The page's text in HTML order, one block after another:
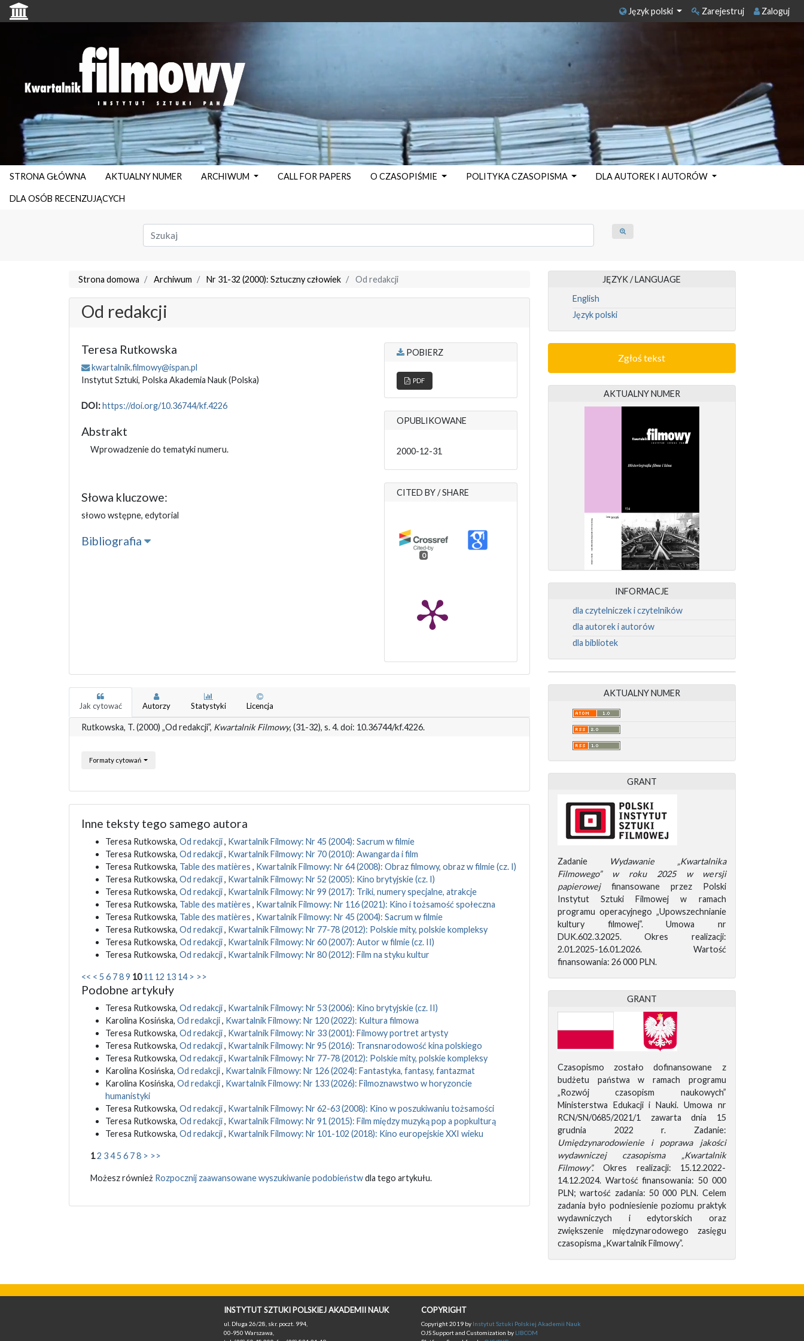
Język polski Zarejestruj Zaloguj
STRONA GŁÓWNA AKTUALNY NUMER ARCHIWUM CALL FOR PAPERS O CZASOPIŚMIE POLITYKA CZASOPISMA DLA AUTOREK I AUTORÓW
DLA OSÓB RECENZUJĄCYCH
Strona domowa Archiwum Nr 31-32 (2000): Sztuczny człowiek Od redakcji
Od redakcji
Teresa Rutkowska
kwartalnik.filmowy@ispan.pl
Instytut Sztuki, Polska Akademia Nauk(Polska)
DOI:https://doi.org/10.36744/kf.4226
Abstrakt
Wprowadzenie do tematyki numeru.
Słowa kluczowe:
słowo wstępne, edytorial
Bibliografia
POBIERZ
PDF
OPUBLIKOWANE
2000-12-31
CITED BY / SHARE
0
Jak cytować Autorzy Statystyki Licencja
Rutkowska, T. (2000) „Od redakcji”, Kwartalnik Filmowy, (31-32), s. 4. doi: 10.36744/kf.4226.
Formaty cytowań
Inne teksty tego samego autora
Teresa Rutkowska, Od redakcji, Kwartalnik Filmowy: Nr 45 (2004): Sacrum w filmie
Teresa Rutkowska, Od redakcji, Kwartalnik Filmowy: Nr 70 (2010): Awangarda i film
Teresa Rutkowska, Table des matières , Kwartalnik Filmowy: Nr 64 (2008): Obraz filmowy, obraz w filmie (cz. I)
Teresa Rutkowska, Od redakcji, Kwartalnik Filmowy: Nr 52 (2005): Kino brytyjskie (cz. I)
Teresa Rutkowska, Od redakcji, Kwartalnik Filmowy: Nr 99 (2017): Triki, numery specjalne, atrakcje
Teresa Rutkowska, Table des matières , Kwartalnik Filmowy: Nr 116 (2021): Kino i tożsamość społeczna
Teresa Rutkowska, Table des matières , Kwartalnik Filmowy: Nr 45 (2004): Sacrum w filmie
Teresa Rutkowska, Od redakcji, Kwartalnik Filmowy: Nr 77-78 (2012): Polskie mity, polskie kompleksy
Teresa Rutkowska, Od redakcji, Kwartalnik Filmowy: Nr 60 (2007): Autor w filmie (cz. II)
Teresa Rutkowska, Od redakcji, Kwartalnik Filmowy: Nr 80 (2012): Film na styku kultur
<< < 5 6 7 8 9 10 11 12 13 14 > >>
Podobne artykuły
Teresa Rutkowska, Od redakcji, Kwartalnik Filmowy: Nr 53 (2006): Kino brytyjskie (cz. II)
Karolina Kosińska, Od redakcji, Kwartalnik Filmowy: Nr 120 (2022): Kultura filmowa
Teresa Rutkowska, Od redakcji, Kwartalnik Filmowy: Nr 33 (2001): Filmowy portret artysty
Teresa Rutkowska, Od redakcji, Kwartalnik Filmowy: Nr 95 (2016): Transnarodowość kina polskiego
Teresa Rutkowska, Od redakcji, Kwartalnik Filmowy: Nr 77-78 (2012): Polskie mity, polskie kompleksy
Karolina Kosińska, Od redakcji, Kwartalnik Filmowy: Nr 126 (2024): Fantastyka, fantasy, fantazmat
Karolina Kosińska, Od redakcji, Kwartalnik Filmowy: Nr 133 (2026): Filmoznawstwo w horyzoncie
humanistyki
Teresa Rutkowska, Od redakcji, Kwartalnik Filmowy: Nr 62-63 (2008): Kino w poszukiwaniu tożsamości
Teresa Rutkowska, Od redakcji, Kwartalnik Filmowy: Nr 91 (2015): Film między muzyką pop a popkulturą
Teresa Rutkowska, Od redakcji, Kwartalnik Filmowy: Nr 101-102 (2018): Kino europejskie XXI wieku
1 2 3 4 5 6 7 8 > >>
Możesz również Rozpocznij zaawansowane wyszukiwanie podobieństwdla tego artykułu.
JĘZYK / LANGUAGE
English
Język polski
Zgłoś tekst
AKTUALNY NUMER
INFORMACJE
dla czytelniczek i czytelników
dla autorek i autorów
dla bibliotek
AKTUALNY NUMER
GRANT
Zadanie
Wydawanie „Kwartalnika
Filmowego” w roku 2025 w wersji
papierowejfinansowane przez Polski
Instytut Sztuki Filmowej w ramach
programu operacyjnego „Upowszechnianie
kultury filmowej”. Umowa nr
DUK.602.3.2025. Okres realizacji:
2.01.2025-16.01.2026. Wartość
finansowania: 26 000 PLN.
GRANT
Czasopismo zostało dofinansowane z
budżetu państwa w ramach programu
„Rozwój czasopism naukowych”
Ministerstwa Edukacji i Nauki. Umowa nr
RCN/SN/0685/2021/1 zawarta dnia 15
grudnia 2022 r. Zadanie:
Umiędzynarodowienie i poprawa jakości
wydawniczej czasopisma „Kwartalnik
Filmowy”.Okres realizacji: 15.12.2022-
14.12.2024. Wartość finansowania: 50 000
PLN; wartość zadania: 50 000 PLN. Celem
zadania było podniesienie poziomu praktyk
wydawniczych i edytorskich oraz
zwiększenie międzynarodowego zasięgu
czasopisma „Kwartalnik Filmowy”.
INSTYTUT SZTUKI POLSKIEJ AKADEMII NAUK
ul. Długa 26/28, skr. poczt. 994,
00-950 Warszawa,
COPYRIGHT
Copyright 2019 by Instytut Sztuki Polskiej Akademii Nauk
OJS Support and Customization by LIBCOM